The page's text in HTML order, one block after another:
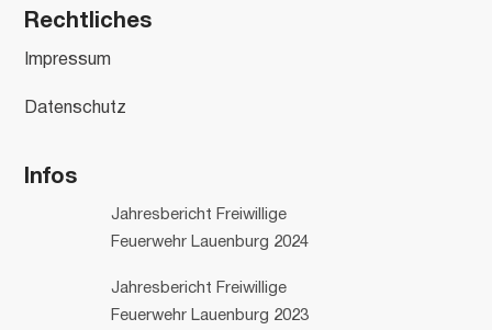
Rechtliches
Impressum
Datenschutz
Infos
Jahresbericht Freiwillige
Feuerwehr Lauenburg 2024
Jahresbericht Freiwillige
Feuerwehr Lauenburg 2023